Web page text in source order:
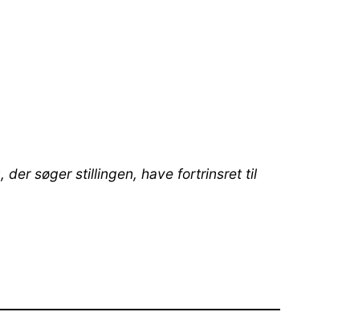
der søger stillingen, have fortrinsret til